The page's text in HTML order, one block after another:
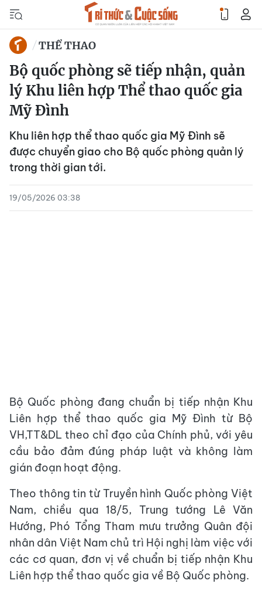
THỂ THAO
Bộ quốc phòng sẽ tiếp nhận, quản
lý Khu liên hợp Thể thao quốc gia
Mỹ Đình
Khu liên hợp thể thao quốc gia Mỹ Đình sẽ
được chuyển giao cho Bộ quốc phòng quản lý
trong thời gian tới.
19/05/2026 03:38
Bộ Quốc phòng đang chuẩn bị tiếp nhận Khu
Liên hợp thể thao quốc gia Mỹ Đình từ Bộ
VH,TT&DL theo chỉ đạo của Chính phủ, với yêu
cầu bảo đảm đúng pháp luật và không làm
gián đoạn hoạt động.
Theo thông tin từ Truyền hình Quốc phòng Việt
Nam, chiều qua 18/5, Trung tướng Lê Văn
Hướng, Phó Tổng Tham mưu trưởng Quân đội
nhân dân Việt Nam chủ trì Hội nghị làm việc với
các cơ quan, đơn vị về chuẩn bị tiếp nhận Khu
Liên hợp thể thao quốc gia về Bộ Quốc phòng.